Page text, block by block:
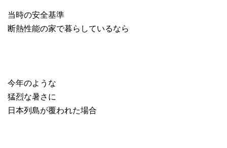
当時の安全基準
断熱性能の家で暮らしているなら
今年のような
猛烈な暑さに
日本列島が覆われた場合